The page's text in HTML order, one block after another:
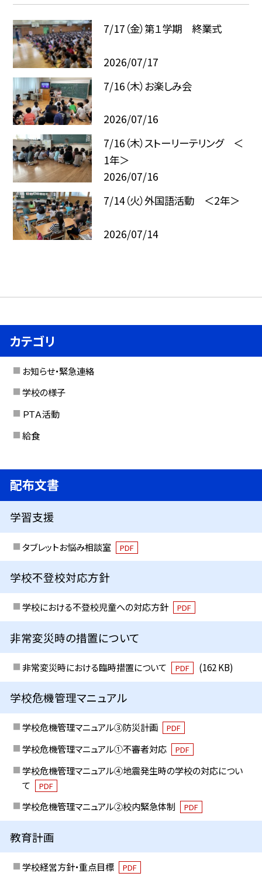
7/17（金）第１学期 終業式
2026/07/17
7/16（木）お楽しみ会
2026/07/16
7/16（木）ストーリーテリング ＜
1年＞
2026/07/16
7/14（火）外国語活動 ＜2年＞
2026/07/14
カテゴリ
お知らせ・緊急連絡
学校の様子
ＰＴＡ活動
給食
配布文書
学習支援
タブレットお悩み相談室 PDF
学校不登校対応方針
学校における不登校児童への対応方針 PDF
非常変災時の措置について
非常変災時における臨時措置について PDF (162 KB)
学校危機管理マニュアル
学校危機管理マニュアル③防災計画 PDF
学校危機管理マニュアル①不審者対応 PDF
学校危機管理マニュアル④地震発生時の学校の対応につい
て
PDF
学校危機管理マニュアル②校内緊急体制 PDF
教育計画
学校経営方針・重点目標 PDF